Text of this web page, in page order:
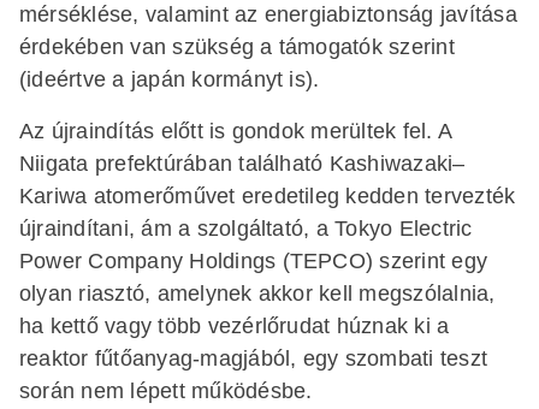
mérséklése, valamint az energiabiztonság javítása
érdekében van szükség a támogatók szerint
(ideértve a japán kormányt is).
Az újraindítás előtt is gondok merültek fel. A
Niigata prefektúrában található Kashiwazaki–
Kariwa atomerőművet eredetileg kedden tervezték
újraindítani, ám a szolgáltató, a Tokyo Electric
Power Company Holdings (TEPCO) szerint egy
olyan riasztó, amelynek akkor kell megszólalnia,
ha kettő vagy több vezérlőrudat húznak ki a
reaktor fűtőanyag-magjából, egy szombati teszt
során nem lépett működésbe.